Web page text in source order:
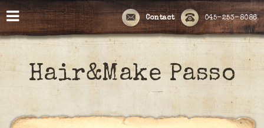
045-253-8086
Contact
Hair&Make Passo